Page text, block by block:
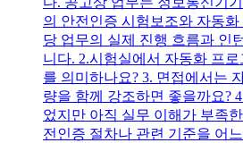
의 안전인증 시험보조와 자동
당 업무의 실제 진행 흐름과 인
니다. 2.시험실에서 자동화 프
를 의미하나요? 3. 면접에서는
량을 함께 강조하면 좋을까요?
었지만 아직 실무 이해가 부족
전인증 절차나 관련 기준을 어